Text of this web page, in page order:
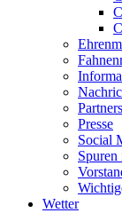
Presse
Social
Wetter